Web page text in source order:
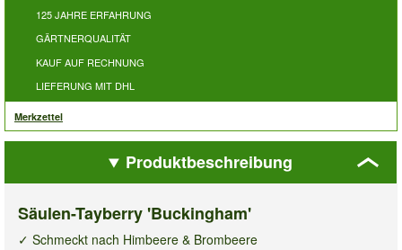
125 JAHRE ERFAHRUNG
GÄRTNERQUALITÄT
KAUF AUF RECHNUNG
LIEFERUNG MIT DHL
Merkzettel
Produktbeschreibung
Säulen-Tayberry 'Buckingham'
✓ Schmeckt nach Himbeere & Brombeere